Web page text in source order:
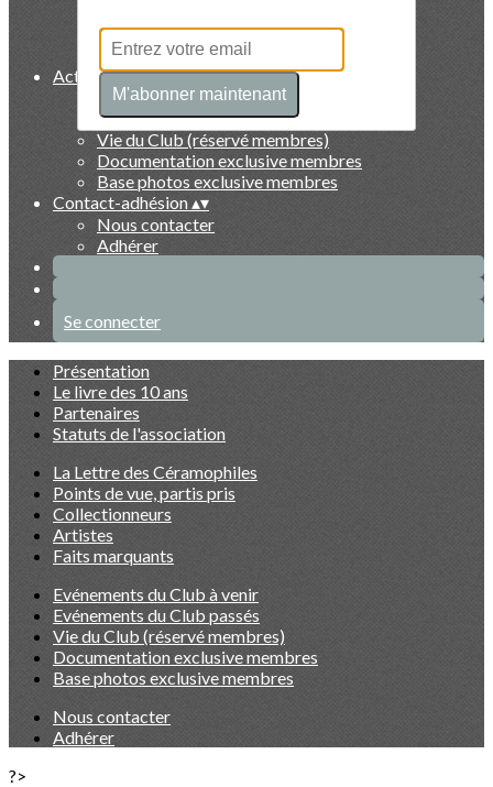
Artistes
Faits marquants
Activités et exclusivités membres▴▾
Evénements du Club à venir
Evénements du Club passés
Vie du Club (réservé membres)
Documentation exclusive membres
Base photos exclusive membres
Contact-adhésion▴▾
Nous contacter
Adhérer
Se connecter
Présentation
Le livre des 10 ans
Partenaires
Statuts de l'association
La Lettre des Céramophiles
Points de vue, partis pris
Collectionneurs
Artistes
Faits marquants
Evénements du Club à venir
Evénements du Club passés
Vie du Club (réservé membres)
Documentation exclusive membres
Base photos exclusive membres
Nous contacter
Adhérer
?>
M'abonner maintenant